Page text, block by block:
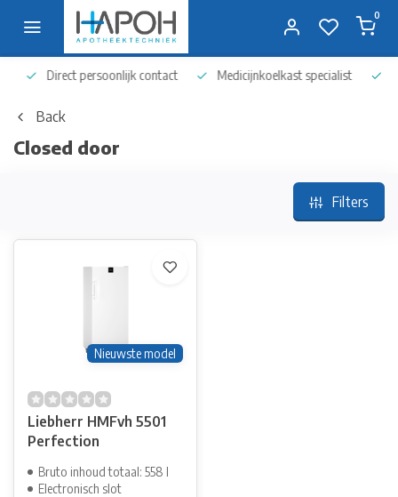
0
Direct persoonlijk contact Medicijnkoelkast specialist Op
Back
Closed door
Filters
Nieuwste model
Liebherr HMFvh 5501
Perfection
Bruto inhoud totaal: 558 l
Electronisch slot